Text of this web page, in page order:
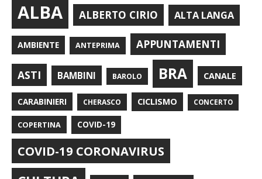
ALBA ALBERTO CIRIO ALTA LANGA
AMBIENTE ANTEPRIMA APPUNTAMENTI
ASTI BAMBINI BAROLO BRA CANALE
CARABINIERI CHERASCO CICLISMO CONCERTO
COPERTINA COVID-19
COVID-19 CORONAVIRUS